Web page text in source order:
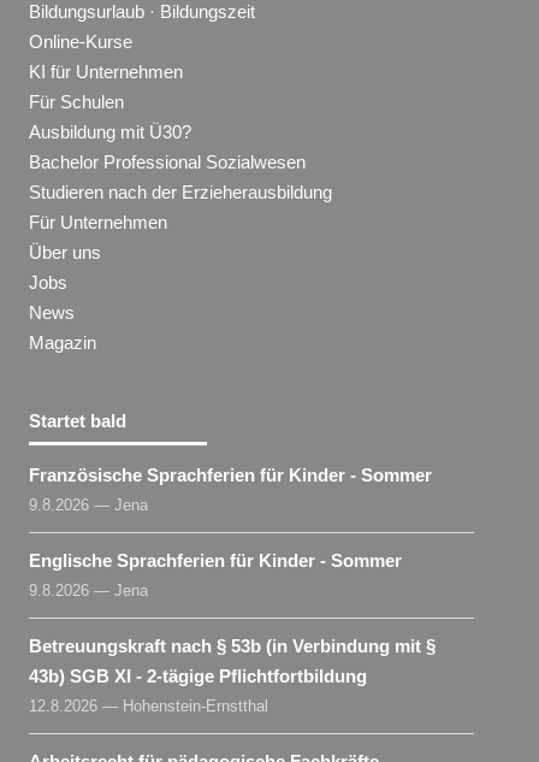
Bildungsurlaub · Bildungszeit
Online-Kurse
KI für Unternehmen
Für Schulen
Ausbildung mit Ü30?
Bachelor Professional Sozialwesen
Studieren nach der Erzieherausbildung
Für Unternehmen
Über uns
Jobs
News
Magazin
Startet bald
Französische Sprachferien für Kinder - Sommer
9.8.2026 — Jena
Englische Sprachferien für Kinder - Sommer
9.8.2026 — Jena
Betreuungskraft nach § 53b (in Verbindung mit §
43b) SGB XI - 2-tägige Pflichtfortbildung
12.8.2026 — Hohenstein-Ernstthal